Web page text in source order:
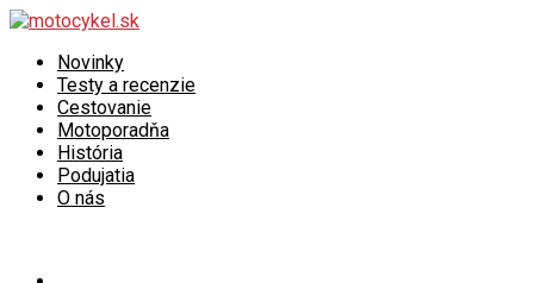
Novinky
Testy a recenzie
Cestovanie
Motoporadňa
História
Podujatia
O nás